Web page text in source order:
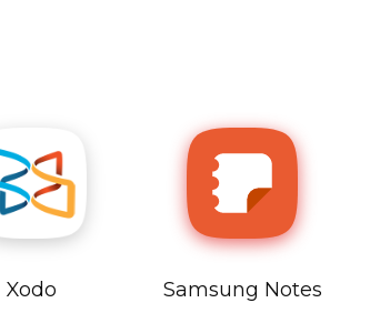
Xodo Samsung Notes